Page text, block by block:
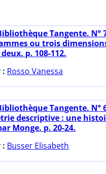
Tangente. N°
ou trois
p. 108-112.
: Rosso Vanessa
Tangente. N°
descriptive : une
Monge. p. 20-24.
: Busser Elisabeth